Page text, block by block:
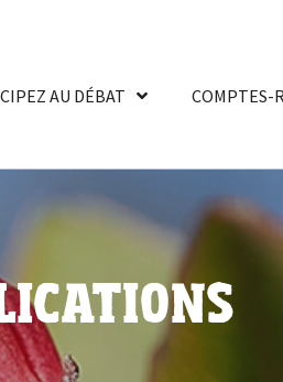
AU DÉBAT COMPTES-